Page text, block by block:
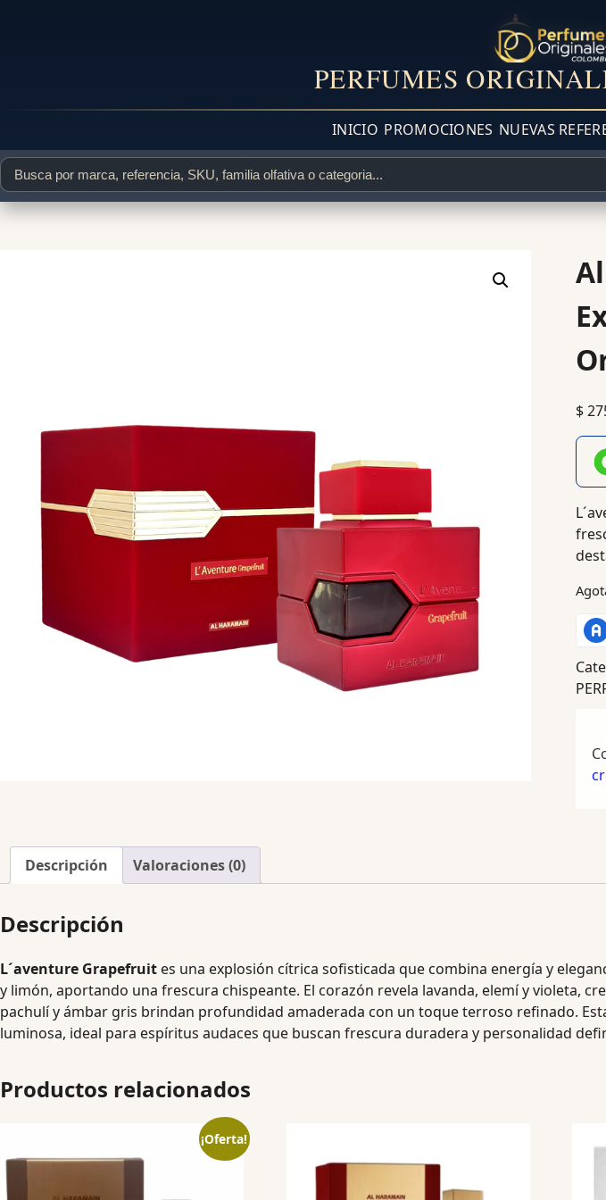
PERFUMES
INICIO PROMOCIONES NUEVAS
$
Descripción Valoraciones (0)
Descripción
L´aventure Grapefruit es una explosión cítrica sofisticada que combina energía y
y limón, aportando una frescura chispeante. El corazón revela lavanda, elemí y violeta,
pachulí y ámbar gris brindan profundidad amaderada con un toque terroso refinado.
luminosa, ideal para espíritus audaces que buscan frescura duradera y personalidad
Productos relacionados
¡Oferta!